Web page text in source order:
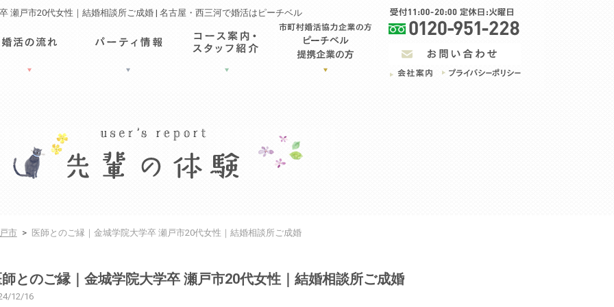
瀬戸市20代女性｜結婚相談所ご成婚 | 名古屋・西三河で婚活はピーチベル
市 > 医師とのご縁｜金城学院大学卒 瀬戸市20代女性｜結婚相談所ご成婚
とのご縁｜金城学院大学卒 瀬戸市20代女性｜結婚相談所ご成婚
12/16